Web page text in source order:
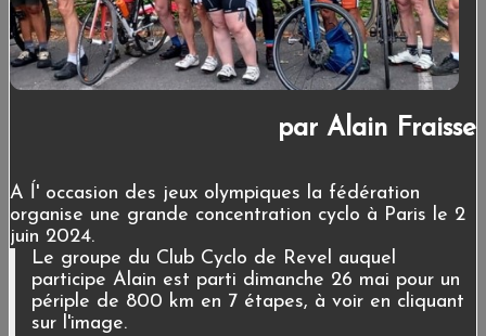
par Alain Fraisse
A ĺ' occasion des jeux olympiques la fédération
organise une grande concentration cyclo à Paris le 2
juin 2024.
Le groupe du Club Cyclo de Revel auquel
participe Alain est parti dimanche 26 mai pour un
périple de 800 km en 7 étapes, à voir en cliquant
sur l'image.